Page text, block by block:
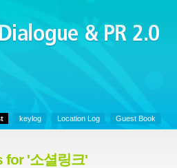
Dialogue &
keylog Location Log Guest Book
for '소셜링크'